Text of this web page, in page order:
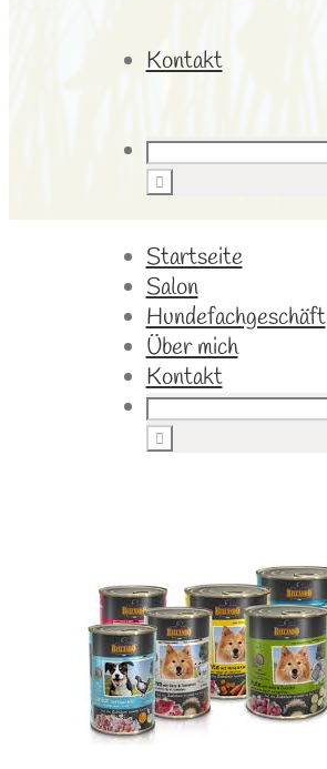
Kontakt
Startseite
Salon
Hundefachgeschäft
Über mich
Kontakt